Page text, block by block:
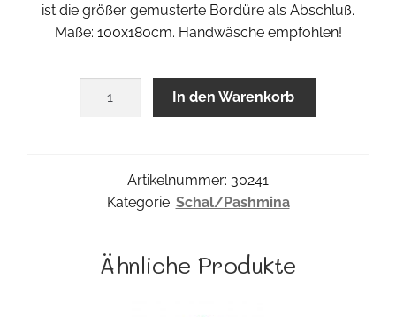
ist die größer gemusterte Bordüre als Abschluß.
Maße: 100x180cm. Handwäsche empfohlen!
In den Warenkorb
Artikelnummer: 30241
Kategorie: Schal/Pashmina
Ähnliche Produkte